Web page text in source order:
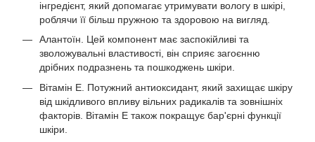
інгредієнт, який допомагає утримувати вологу в шкірі,
роблячи її більш пружною та здоровою на вигляд.
Алантоїн. Цей компонент має заспокійливі та
зволожувальні властивості, він сприяє загоєнню
дрібних подразнень та пошкоджень шкіри.
Вітамін Е. Потужний антиоксидант, який захищає шкіру
від шкідливого впливу вільних радикалів та зовнішніх
факторів. Вітамін Е також покращує бар'єрні функції
шкіри.